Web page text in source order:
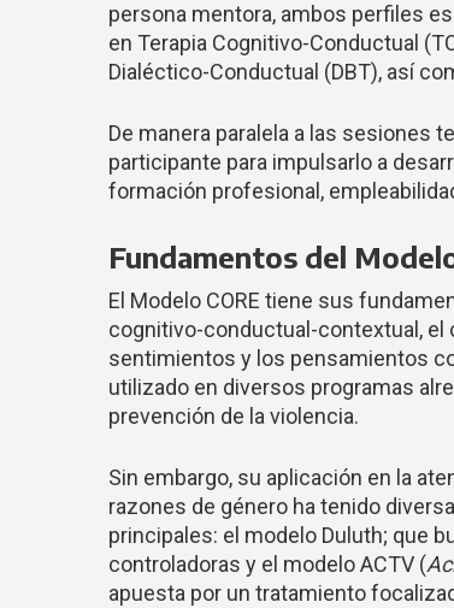
persona mentora, ambos perfiles
en Terapia Cognitivo-Conductual
Dialéctico-Conductual (DBT), así
De manera paralela a las sesiones
participante para impulsarlo a
formación profesional,
Fundamentos del
El Modelo CORE tiene sus
cognitivo-conductual-contextual, el
sentimientos y los pensamientos
utilizado en diversos programas
prevención de la violencia.
Sin embargo, su aplicación en la
razones de género ha tenido
principales: el modelo Duluth; que
controladoras y el modelo ACTV (
apuesta por un tratamiento